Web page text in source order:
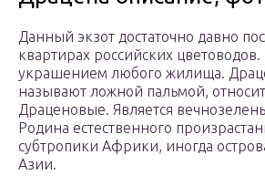
Данный экзот достаточно давно
квартирах российских цветоводов.
украшением любого жилища.
называют ложной пальмой,
Драценовые. Является
Родина естественного
субтропики Африки, иногда
Азии.